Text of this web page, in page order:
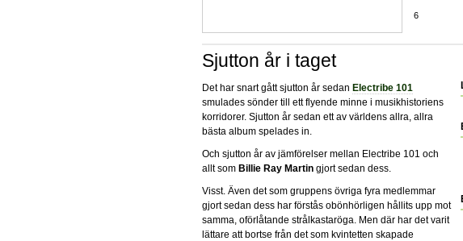
6
Sjutton år i taget
Det har snart gått sjutton år sedan Electribe 101
smulades sönder till ett flyende minne i musikhistoriens
korridorer. Sjutton år sedan ett av världens allra, allra
bästa album spelades in.
Och sjutton år av jämförelser mellan Electribe 101 och
allt som Billie Ray Martin gjort sedan dess.
Visst. Även det som gruppens övriga fyra medlemmar
gjort sedan dess har förstås obönhörligen hållits upp mot
samma, oförlåtande strålkastaröga. Men där har det varit
lättare att bortse från det som kvintetten skapade